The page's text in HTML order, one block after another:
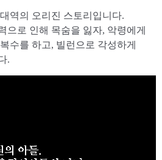
역의 오리진 스토리입니다.
으로 인해 목숨을 잃자, 악령에게
수를 하고, 빌런으로 각성하게
.